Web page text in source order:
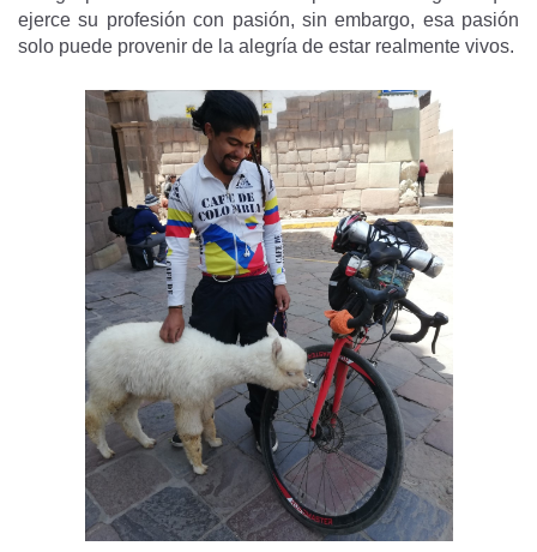
ejerce su profesión con pasión, sin embargo, esa pasión
solo puede provenir de la alegría de estar realmente vivos.